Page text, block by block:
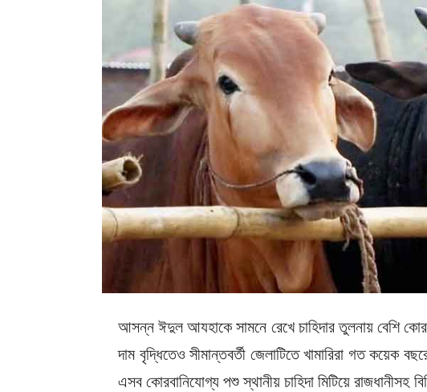
আসন্ন ঈদুল আযহাকে সামনে রেখে চাহিদার তুলনায় বেশি
দাম বৃদ্ধিতেও সীমান্তবর্তী জেলাটিতে খামারিরা গত কয়েক
এসব কোরবানিযোগ্য পশু স্থানীয় চাহিদা মিটিয়ে রাজধানীসহ